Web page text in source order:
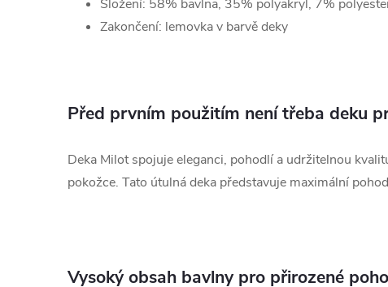
Složení: 58% bavlna, 35% polyakryl, 7%
Zakončení: lemovka v barvě deky
Před prvním použitím není třeba deku
Deka Milot spojuje eleganci, pohodlí a udržitelnou
pokožce. Tato útulná deka představuje maximální
Vysoký obsah bavlny pro přirozené